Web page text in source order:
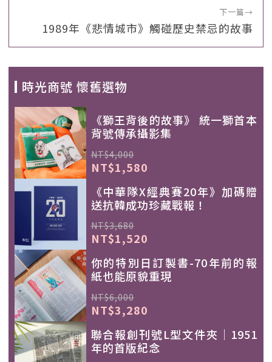
下一篇→
1989年《悲情城市》觸碰歷史禁忌的故事
時光商號 懷舊選物
《獅王背後的故事》 統一獅首本
背號傳承攝影集
NT$4,000
NT$1,580
《中華隊X經典賽20年》加碼贈
送抗韓成功珍藏戰報！
NT$3,680
NT$1,520
你的特別日訂製書-70年前的報
紙也能原貌重現
NT$6,000
NT$3,280
聯合報創刊號L型文件夾｜1951
年的首版紀念